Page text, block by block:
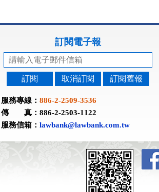
訂閱電子報
訂閱 取消訂閱 訂閱舊報
服務專線： 886-2-2509-3536
傳 真：886-2-2503-1122
服務信箱： lawbank@lawbank.com.tw